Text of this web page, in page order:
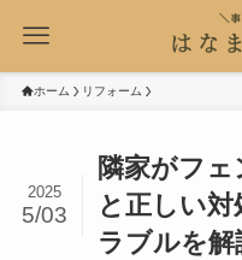
ホーム リフォーム
隣家がフ
と正しい
ラブルを解
2025
5/03